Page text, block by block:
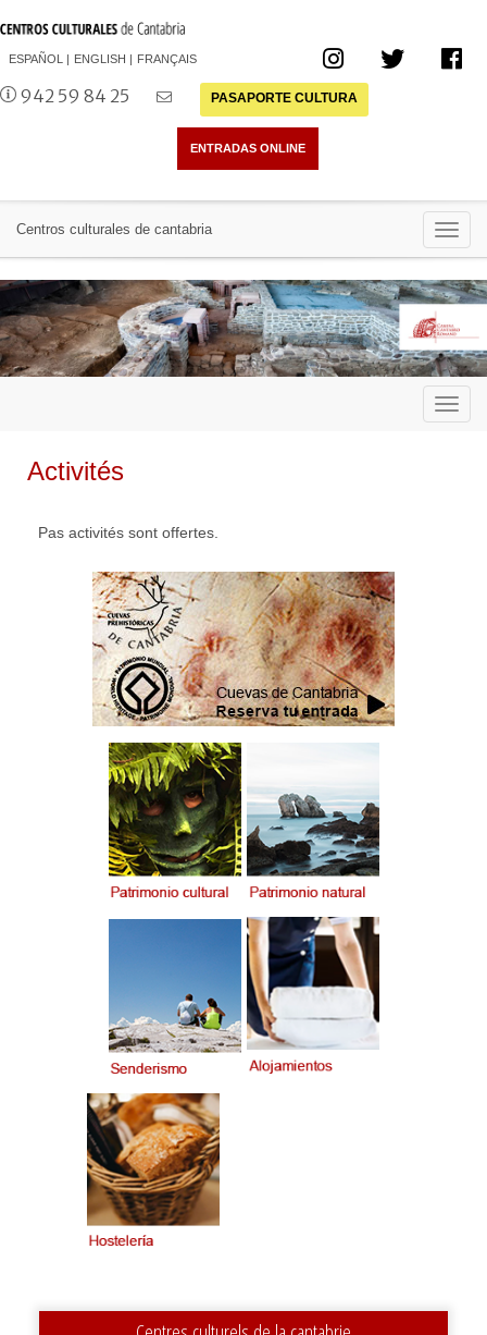
ESPAÑOL ENGLISH FRANÇAIS
942 59 84 25 PASAPORTE CULTURA
Centros culturales de cantabria
Activités
Pas activités sont offertes.